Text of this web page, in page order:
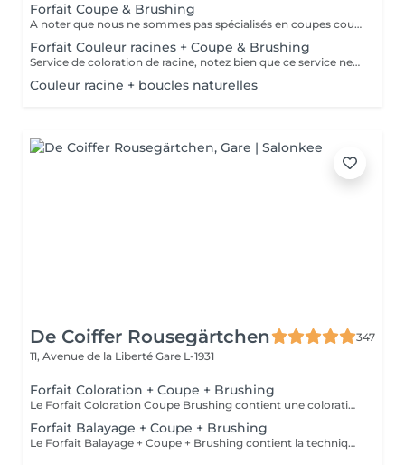
Forfait Coupe & Brushing
A noter que nous ne sommes pas spécialisés en coupes courtes.
Forfait Couleur racines + Coupe & Brushing
Service de coloration de racine, notez bien que ce service ne permet pas d‘effectuer d’importants éclaircissements tel qu‘un balayage ou des mèches.
Couleur racine + boucles naturelles
De Coiffer Rousegärtchen
347
11, Avenue de la Liberté Gare L-1931
Forfait Coloration + Coupe + Brushing
Le Forfait Coloration Coupe Brushing contient une coloration des racines et une coupe. Dépendant de la quantité de couleur utilisée ou de la longueur des cheveux le prix peut varier. (Veuillez sélectionner le Forfait Balayage au cas où vous souhaitez avoir des mèches ou un Balayage.) En cas de questions veuillez appeler au +352 26 35 02 89
Forfait Balayage + Coupe + Brushing
Le Forfait Balayage + Coupe + Brushing contient la technique Balayage, un coulage (pour donner le bon reflet au Balayage), Olaplex, une Coupe et un Brushing. Dépendant de la quantité de produit utilisée ou de la longueur des cheveux, le prix peut varier. En cas de questions veuillez appeler au +352 26 35 02 89.